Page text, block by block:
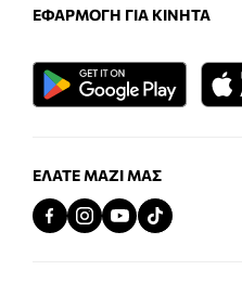
ΕΦΑΡΜΟΓΉ ΓΙΑ ΚΙΝΗΤΆ
ΕΛΆΤΕ ΜΑΖΊ ΜΑΣ